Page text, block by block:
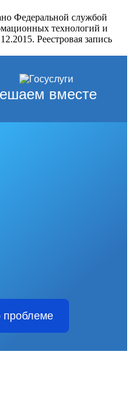
Федеральной службой
технологий и
Реестровая запись
вместе